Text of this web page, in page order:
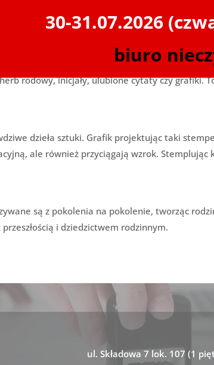
powszechniejsze. Dziś, chociaż mamy dostęp
pasji do literatury.
książkom unikalnego charakteru, ale również
rodowy, inicjały, ulubione cytaty czy grafiki.
dzieła sztuki. Grafik projektując taki
ale również przyciągają wzrok.
są z pokolenia na pokolenie, tworząc
i dziedzictwem rodzinnym.
ul. Składowa 7 lok. 107 (1
30-31.07.2026
biuro